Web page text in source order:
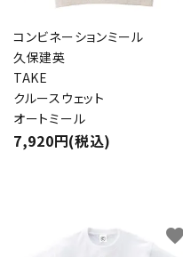
コンビネーションミール
久保建英
TAKE
クルースウェット
オートミール
7,920円(税込)
favorite